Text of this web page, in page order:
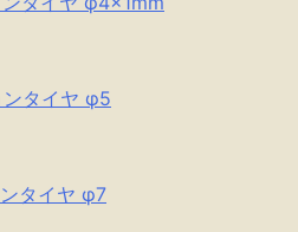
タイヤ φ5
タイヤ φ7